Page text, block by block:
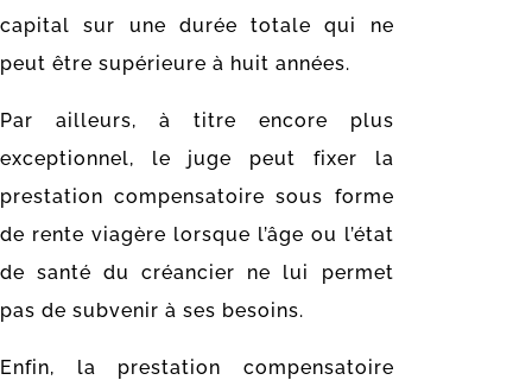
capital sur une durée totale qui ne
peut être supérieure à huit années.
Par ailleurs, à titre encore plus
exceptionnel, le juge peut fixer la
prestation compensatoire sous forme
de rente viagère lorsque l’âge ou l’état
de santé du créancier ne lui permet
pas de subvenir à ses besoins.
Enfin, la prestation compensatoire